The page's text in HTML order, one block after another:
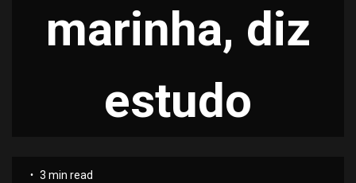
marinha, diz
estudo
3 min read